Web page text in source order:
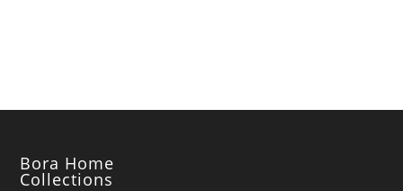
Bora Home
Collections